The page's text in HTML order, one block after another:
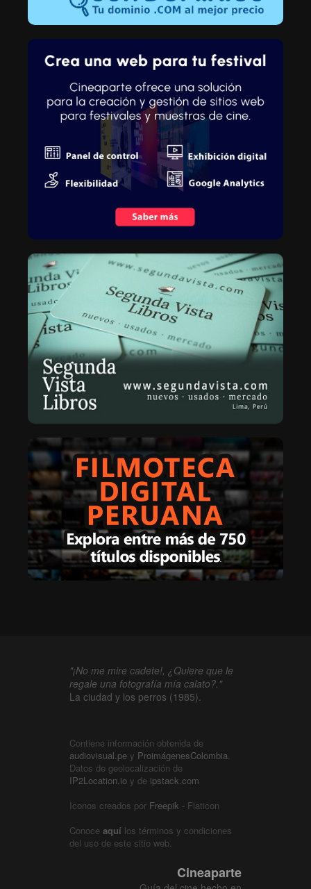
"¡No me mire cadete!, ¿Quiere que le
regale una fotografía mía calato?."
La ciudad y los perros (1985).
Contiene información obtenida de
audiovisual.pe y ProimágenesColombia.
Datos de geolocalización de
IP2Location.io y de ipstack.com
Iconos creados por Freepik - Flaticon
Conoce aquí los términos y condiciones
del uso de este sitio web.
Cineaparte